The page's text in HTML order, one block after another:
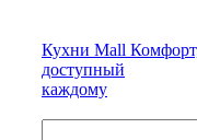
Кухни Mall
доступный
каждому